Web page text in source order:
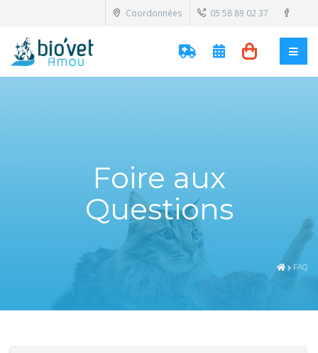
Coordonnées 05 58 89 02 37
Foire aux
Questions
FAQ